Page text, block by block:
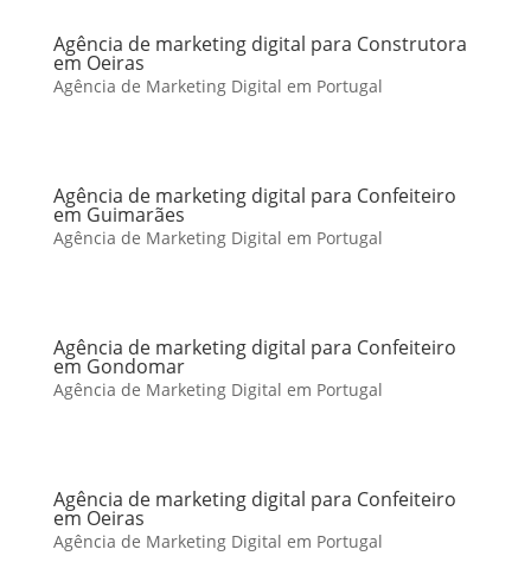
Agência de marketing digital para Construtora
em Oeiras
Agência de Marketing Digital em Portugal
Agência de marketing digital para Confeiteiro
em Guimarães
Agência de Marketing Digital em Portugal
Agência de marketing digital para Confeiteiro
em Gondomar
Agência de Marketing Digital em Portugal
Agência de marketing digital para Confeiteiro
em Oeiras
Agência de Marketing Digital em Portugal